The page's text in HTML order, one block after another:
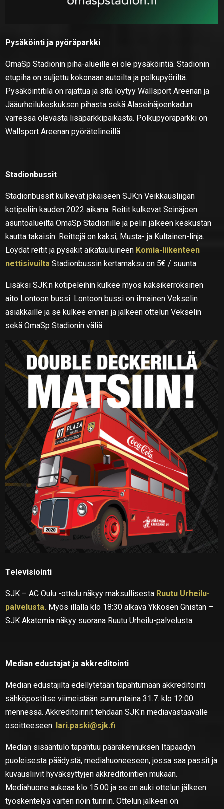
Pysäköinti ja pyöräparkki
OmaSp Stadionin piha-alueille ei ole pysäköintiä. Stadionin
etupiha on suljettu kokonaan autoilta ja polkupyöriltä.
Pysäköintitila on rajattua ja sitä löytyy Wallsport Areenan ja
Jääurheilukeskuksen pihasta sekä Alaseinäjoenkadun
varressa olevasta lisäparkkipaikasta. Polkupyöräparkki on
Wallsport Areenan pyörätelineillä.
Stadionbussit
Stadionbussit kulkevat jokaiseen SJK:n Veikkausliigan
kotipeliin kauden 2022 aikana. Reitit kulkevat Seinäjoen
asuntoalueilta OmaSp Stadionille ja pelin jälkeen keskustan
kautta takaisin. Reittejä on kaksi, Musta- ja Kultainen-linja.
Löydät reitit ja pysäkit aikatauluineen Komia-liikenteen
nettisivuilta Stadionbussin kertamaksu on 5€ / suunta.
Lisäksi SJK:n kotipeleihin kulkee myös kaksikerroksinen
aito Lontoon bussi. Lontoon bussi on ilmainen Vekselin
asiakkaille ja se kulkee ennen ja jälkeen ottelun Vekselin
sekä OmaSp Stadionin väliä.
Televisiointi
SJK – AC Oulu -ottelu näkyy maksullisesta Ruutu Urheilu-
palvelusta. Myös illalla klo 18:30 alkava Ykkösen Gnistan –
SJK Akatemia näkyy suorana Ruutu Urheilu-palvelusta.
Median edustajat ja akkreditointi
Median edustajilta edellytetään tapahtumaan akkreditointi
sähköpostitse viimeistään sunnuntaina 31.7. klo 12:00
mennessä. Akkreditoinnit tehdään SJK:n mediavastaavalle
osoitteeseen: lari.paski@sjk.fi.
Median sisääntulo tapahtuu päärakennuksen Itäpäädyn
puoleisesta päädystä, mediahuoneeseen, jossa saa passit ja
kuvausliivit hyväksyttyjen akkreditointien mukaan.
Mediahuone aukeaa klo 15:00 ja se on auki ottelun jälkeen
työskentelyä varten noin tunnin. Ottelun jälkeen on